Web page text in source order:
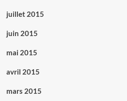
juillet 2015
juin 2015
mai 2015
avril 2015
mars 2015